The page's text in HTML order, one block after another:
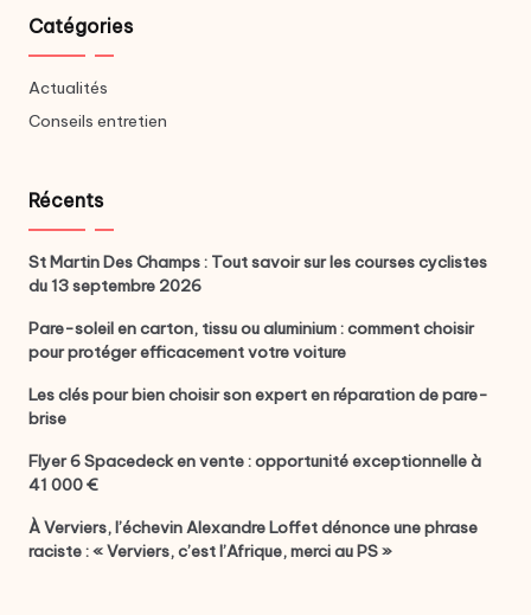
Catégories
Actualités
Conseils entretien
Récents
St Martin Des Champs : Tout savoir sur les courses cyclistes
du 13 septembre 2026
Pare-soleil en carton, tissu ou aluminium : comment choisir
pour protéger efficacement votre voiture
Les clés pour bien choisir son expert en réparation de pare-
brise
Flyer 6 Spacedeck en vente : opportunité exceptionnelle à
41 000 €
À Verviers, l’échevin Alexandre Loffet dénonce une phrase
raciste : « Verviers, c’est l’Afrique, merci au PS »